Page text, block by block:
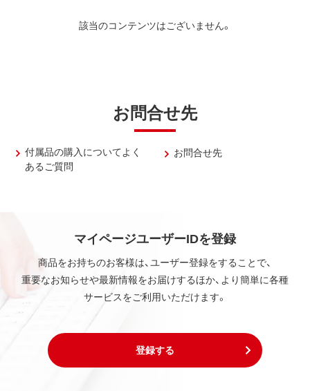
該当のコンテンツはございません。
お問合せ先
付属品の購入についてよく
あるご質問
お問合せ先
マイページユーザーIDを登録
商品をお持ちのお客様は、ユーザー登録をすることで、
重要なお知らせや最新情報をお届けするほか、より簡単に各種
サービスをご利用いただけます。
登録する